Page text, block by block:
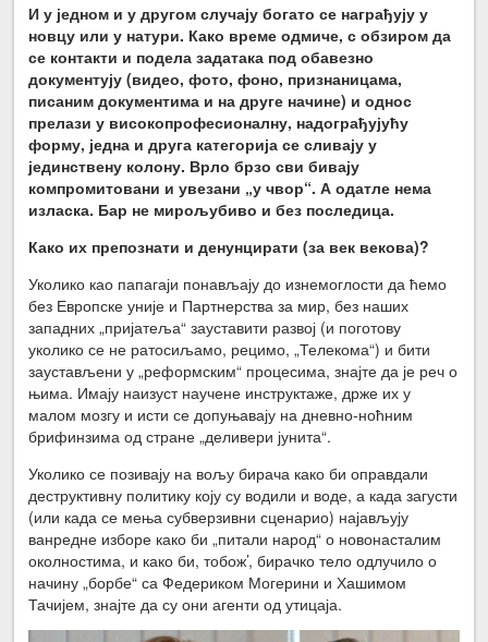
И у једном и у другом случају богато се награђују у
новцу или у натури. Како време одмиче, с обзиром да
се контакти и подела задатака под обавезно
документују (видео, фото, фоно, признаницама,
писаним документима и на друге начине) и однос
прелази у високопрофесионалну, надограђујућу
форму, једна и друга категорија се сливају у
јединствену колону. Врло брзо сви бивају
компромитовани и увезани „у чвор“. А одатле нема
изласка. Бар не мирољубиво и без последица.
Како их препознати и денунцирати (за век векова)?
Уколико као папагаји понављају до изнемоглости да ћемо
без Европске уније и Партнерства за мир, без наших
западних „пријатеља“ зауставити развој (и поготову
уколико се не ратосиљамо, рецимо, „Телекома“) и бити
заустављени у „реформским“ процесима, знајте да је реч о
њима. Имају наизуст научене инструктаже, држе их у
малом мозгу и исти се допуњавају на дневно-ноћним
брифинзима од стране „деливери јунита“.
Уколико се позивају на вољу бирача како би оправдали
деструктивну политику коју су водили и воде, а када загусти
(или када се мења субверзивни сценарио) најављују
ванредне изборе како би „питали народ“ о новонасталим
околностима, и како би, тобож’, бирачко тело одлучило о
начину „борбе“ са Федериком Могерини и Хашимом
Тачијем, знајте да су они агенти од утицаја.